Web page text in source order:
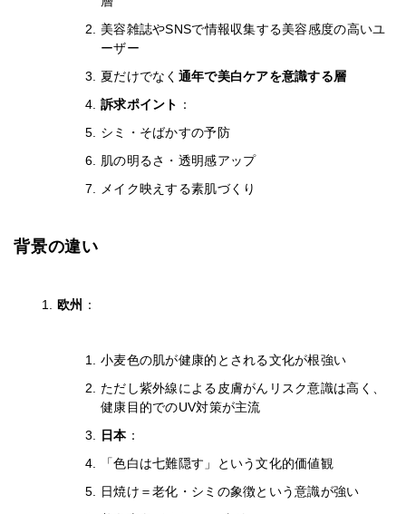
美容雑誌やSNSで情報収集する美容感度の高いユ
ーザー
夏だけでなく 通年で美白ケアを意識する層
訴求ポイント ：
シミ・そばかすの予防
肌の明るさ・透明感アップ
メイク映えする素肌づくり
背景の違い
欧州 ：
小麦色の肌が健康的とされる文化が根強い
ただし紫外線による皮膚がんリスク意識は高く、
健康目的でのUV対策が主流
日本：
「色白は七難隠す」という文化的価値観
日焼け＝老化・シミの象徴という意識が強い